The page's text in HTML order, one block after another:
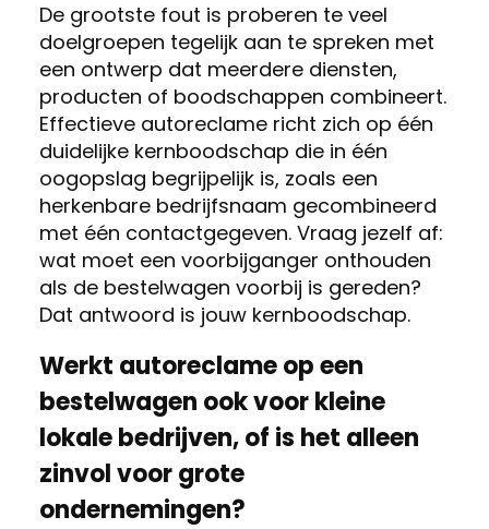
De grootste fout is proberen te veel
doelgroepen tegelijk aan te spreken met
een ontwerp dat meerdere diensten,
producten of boodschappen combineert.
Effectieve autoreclame richt zich op één
duidelijke kernboodschap die in één
oogopslag begrijpelijk is, zoals een
herkenbare bedrijfsnaam gecombineerd
met één contactgegeven. Vraag jezelf af:
wat moet een voorbijganger onthouden
als de bestelwagen voorbij is gereden?
Dat antwoord is jouw kernboodschap.
Werkt autoreclame op een
bestelwagen ook voor kleine
lokale bedrijven, of is het alleen
zinvol voor grote
ondernemingen?